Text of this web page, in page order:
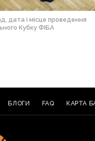
дата і місце проведення
Кубку ФІБА
БЛОГИ FAQ КАРТА